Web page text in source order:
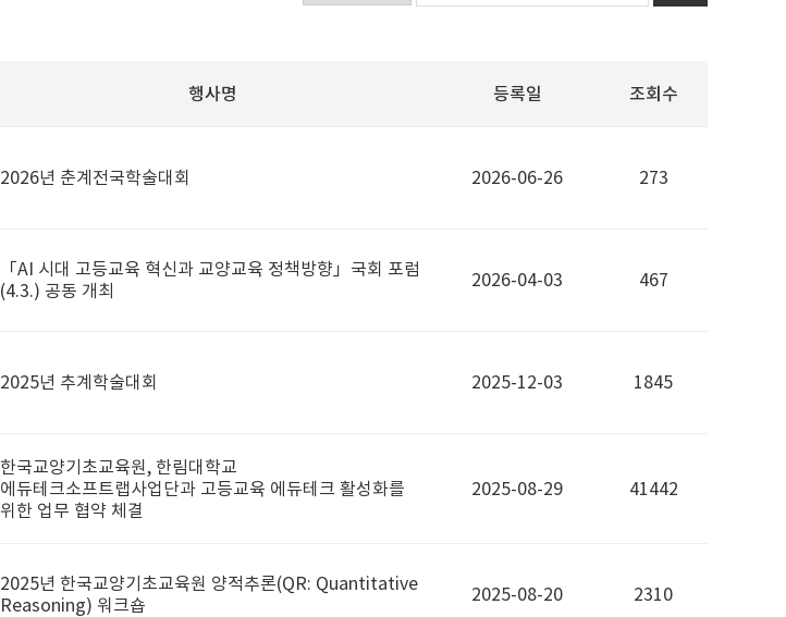
행사명 등록일 조회수
2026년 춘계전국학술대회 2026-06-26 273
「AI 시대 고등교육 혁신과 교양교육 정책방향」국회 포럼
(4.3.) 공동 개최
2026-04-03 467
2025년 추계학술대회 2025-12-03 1845
한국교양기초교육원, 한림대학교
에듀테크소프트랩사업단과 고등교육 에듀테크 활성화를
위한 업무 협약 체결
2025-08-29 41442
2025년 한국교양기초교육원 양적추론(QR: Quantitative
Reasoning) 워크숍
2025-08-20 2310